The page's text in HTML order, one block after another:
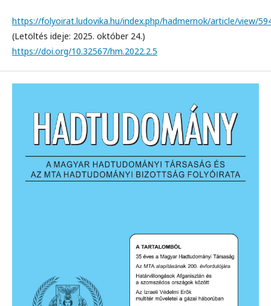
https://folyoirat.ludovika.hu/index.php/hadmernok/article/view/
(Letöltés ideje: 2025. október 24.)
https://doi.org/10.32567/hm.2022.2.5